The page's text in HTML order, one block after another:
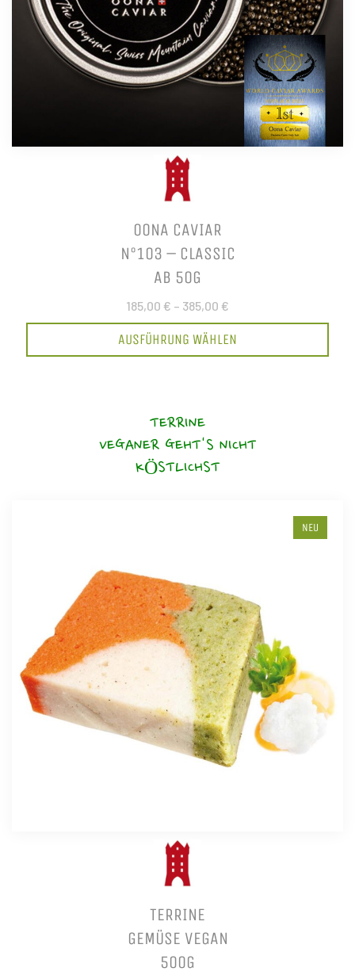
OONA CAVIAR
N°103 – CLASSIC
AB 50G
185,00 € – 385,00 €
AUSFÜHRUNG WÄHLEN
TERRINE
VEGANER GEHT'S NICHT
KÖSTLICHST
NEU
TERRINE
GEMÜSE VEGAN
500G